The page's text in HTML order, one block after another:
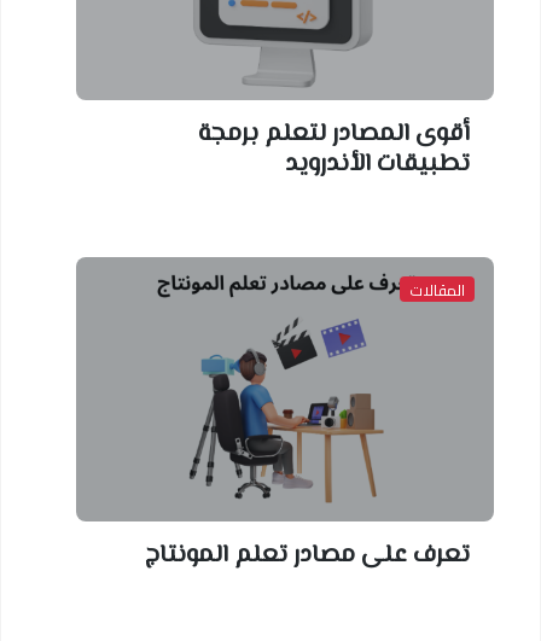
أقوى المصادر لتعلم برمجة
تطبيقات الأندرويد
المقالات
تعرف على مصادر تعلم المونتاج